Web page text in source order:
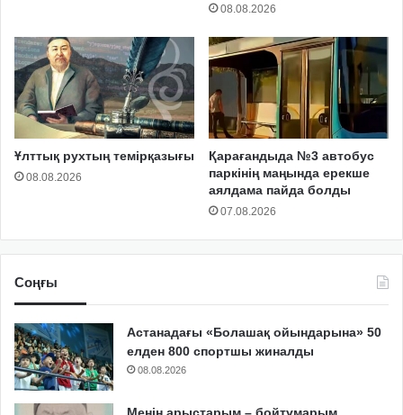
08.08.2026
Ұлттық рухтың темірқазығы
08.08.2026
Қарағандыда №3 автобус
паркінің маңында ерекше
аялдама пайда болды
07.08.2026
Соңғы
Астанадағы «Болашақ ойындарына» 50
елден 800 спортшы жиналды
08.08.2026